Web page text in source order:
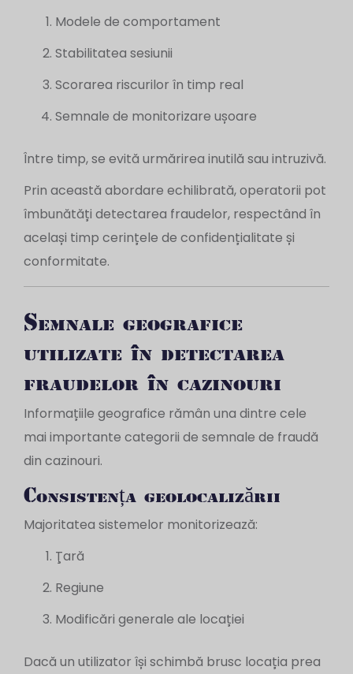
Modele de comportament
Stabilitatea sesiunii
Scorarea riscurilor în timp real
Semnale de monitorizare ușoare
Între timp, se evită urmărirea inutilă sau intruzivă.
Prin această abordare echilibrată, operatorii pot
îmbunătăți detectarea fraudelor, respectând în
același timp cerințele de confidențialitate și
conformitate.
Semnale geografice
utilizate în detectarea
fraudelor în cazinouri
Informațiile geografice rămân una dintre cele
mai importante categorii de semnale de fraudă
din cazinouri.
Consistența geolocalizării
Majoritatea sistemelor monitorizează:
Ţară
Regiune
Modificări generale ale locației
Dacă un utilizator își schimbă brusc locația prea